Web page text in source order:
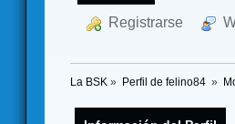
Registrarse
La BSK » Perfil de felino84 »